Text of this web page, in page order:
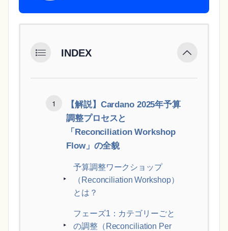
INDEX
【解説】Cardano 2025年予算
調整プロセスと
「Reconciliation Workshop
Flow」の全貌
予算調整ワークショップ
（Reconciliation Workshop）
とは？
フェーズ1：カテゴリーごと
の調整（Reconciliation Per